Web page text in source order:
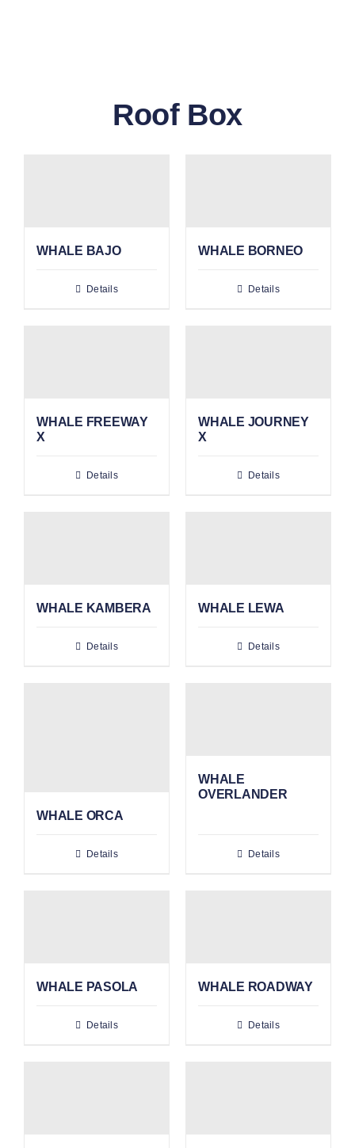
TENTANG KAMI
PAYMENT
Roof Box
WHALE BAJO
Details
WHALE BORNEO
Details
WHALE FREEWAY
X
Details
WHALE JOURNEY
X
Details
WHALE KAMBERA
Details
WHALE LEWA
Details
WHALE ORCA
Details
WHALE
OVERLANDER
Details
WHALE PASOLA
Details
WHALE ROADWAY
Details